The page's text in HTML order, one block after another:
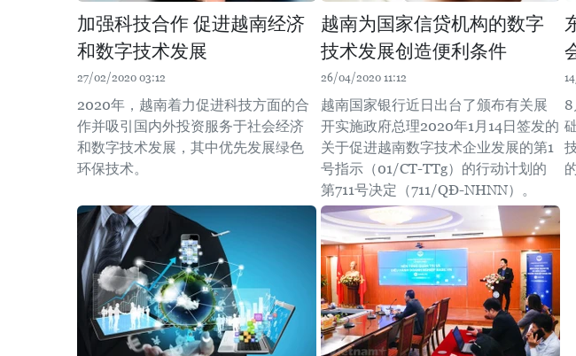
加强科技合作 促进越南经济
和数字技术发展
27/02/2020 03:12
2020年，越南着力促进科技方面的合
作并吸引国内外投资服务于社会经济
和数字技术发展，其中优先发展绿色
环保技术。
越南为国家信贷机构的数字
技术发展创造便利条件
26/04/2020 11:12
越南国家银行近日出台了颁布有关展
开实施政府总理2020年1月14日签发的
关于促进越南数字技术企业发展的第1
号指示（01/CT-TTg）的行动计划的
第711号决定（711/QĐ-NHNN）。
8